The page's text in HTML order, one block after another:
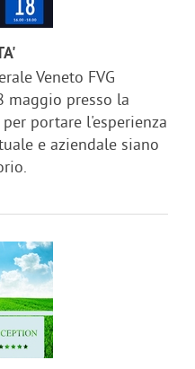
Veneto FVG
maggio presso la
portare l'esperienza
e aziendale siano